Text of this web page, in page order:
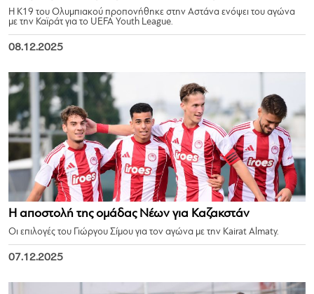
Η Κ19 του Ολυμπιακού προπονήθηκε στην Αστάνα ενόψει του αγώνα
με την Καϊράτ για το UEFA Youth League.
08.12.2025
Η αποστολή της ομάδας Νέων για Καζακστάν
Οι επιλογές του Γιώργου Σίμου για τον αγώνα με την Kairat Almaty.
07.12.2025